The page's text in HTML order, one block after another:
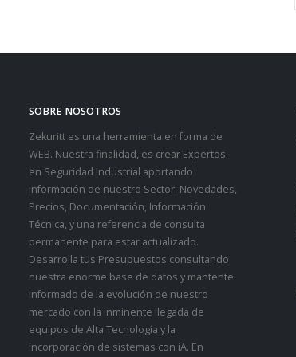
SOBRE NOSOTROS
Zekuritt es una herramienta en forma de
WEB. Nuestra finalidad, es crear Expertos
en Seguridad Industrial aportando
información de nuestro Sector: Novedades,
Precios, Documentación, Información
Técnica, y una referencia de consulta
permanente para estar actualizado.
Desarrolla tus Presupuestos consultando
nuestra enorme base de datos y mantente
informado de la evolución de nuestro
mercado con la inminente llegada de
equipos de Alta Tecnología y la
incorporación de sistemas con iA. En